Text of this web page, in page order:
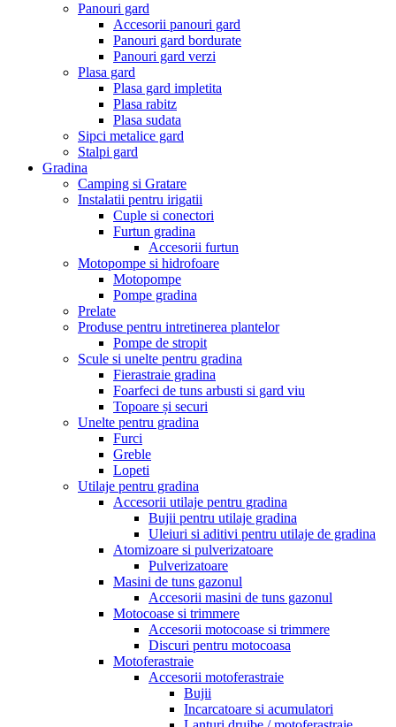
Panouri gard
Accesorii panouri gard
Panouri gard bordurate
Panouri gard verzi
Plasa gard
Plasa gard impletita
Plasa rabitz
Plasa sudata
Sipci metalice gard
Stalpi gard
Gradina
Camping si Gratare
Instalatii pentru irigatii
Cuple si conectori
Furtun gradina
Accesorii furtun
Motopompe si hidrofoare
Motopompe
Pompe gradina
Prelate
Produse pentru intretinerea plantelor
Pompe de stropit
Scule si unelte pentru gradina
Fierastraie gradina
Foarfeci de tuns arbusti si gard viu
Topoare și securi
Unelte pentru gradina
Furci
Greble
Lopeti
Utilaje pentru gradina
Accesorii utilaje pentru gradina
Bujii pentru utilaje gradina
Uleiuri si aditivi pentru utilaje de gradina
Atomizoare si pulverizatoare
Pulverizatoare
Masini de tuns gazonul
Accesorii masini de tuns gazonul
Motocoase si trimmere
Accesorii motocoase si trimmere
Discuri pentru motocoasa
Motoferastraie
Accesorii motoferastraie
Bujii
Incarcatoare si acumulatori